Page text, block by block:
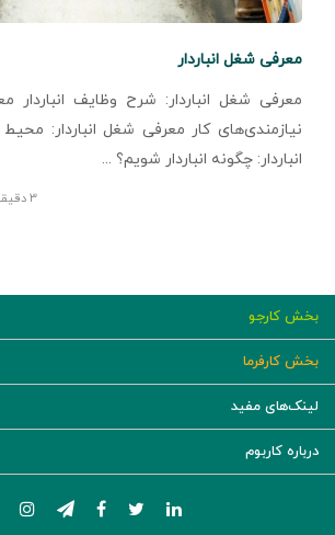
معرفی شغل انباردار
معرفی شغل انباردار: شرح وظایف انباردار
نیازمندی‌های کار معرفی شغل انباردار:
انباردار: چگونه انباردار شویم؟ ...
۳ دقیقه
بخش کارجو
بخش کارفرما
لینک‌های مفید
درباره کاربوم